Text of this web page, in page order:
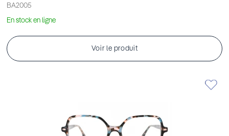
BA2005
En stock en ligne
Voir le produit